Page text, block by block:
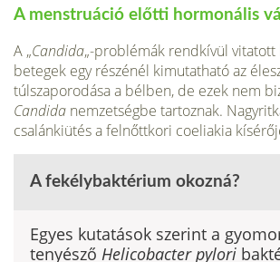
A menstruáció előtti hormonális
A „Candida„-problémák rendkívül vitatott
betegek egy részénél kimutatható az
túlszaporodása a bélben, de ezek nem
Candida nemzetségbe tartoznak.
csalánkiütés a felnőttkori coeliakia
A fekélybaktérium okozná?
Egyes kutatások szerint a
tenyésző Helicobacter pylori